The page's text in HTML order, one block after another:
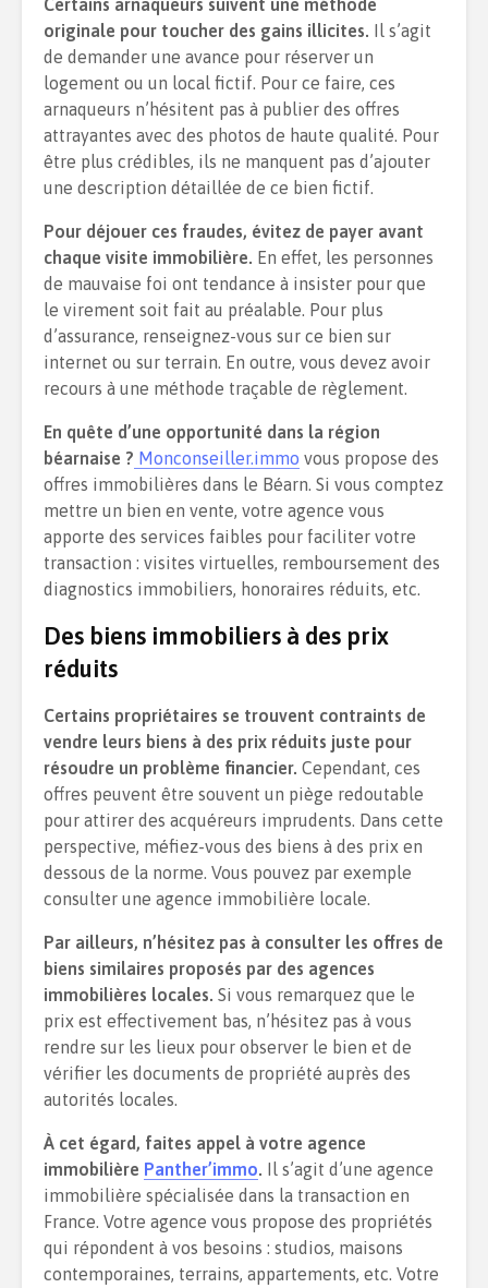
Certains arnaqueurs suivent une méthode
originale pour toucher des gains illicites. Il s’agit
de demander une avance pour réserver un
logement ou un local fictif. Pour ce faire, ces
arnaqueurs n’hésitent pas à publier des offres
attrayantes avec des photos de haute qualité. Pour
être plus crédibles, ils ne manquent pas d’ajouter
une description détaillée de ce bien fictif.
Pour déjouer ces fraudes, évitez de payer avant
chaque visite immobilière. En effet, les personnes
de mauvaise foi ont tendance à insister pour que
le virement soit fait au préalable. Pour plus
d’assurance, renseignez-vous sur ce bien sur
internet ou sur terrain. En outre, vous devez avoir
recours à une méthode traçable de règlement.
En quête d’une opportunité dans la région
béarnaise ? Monconseiller.immo vous propose des
offres immobilières dans le Béarn. Si vous comptez
mettre un bien en vente, votre agence vous
apporte des services faibles pour faciliter votre
transaction : visites virtuelles, remboursement des
diagnostics immobiliers, honoraires réduits, etc.
Des biens immobiliers à des prix
réduits
Certains propriétaires se trouvent contraints de
vendre leurs biens à des prix réduits juste pour
résoudre un problème financier. Cependant, ces
offres peuvent être souvent un piège redoutable
pour attirer des acquéreurs imprudents. Dans cette
perspective, méfiez-vous des biens à des prix en
dessous de la norme. Vous pouvez par exemple
consulter une agence immobilière locale.
Par ailleurs, n’hésitez pas à consulter les offres de
biens similaires proposés par des agences
immobilières locales. Si vous remarquez que le
prix est effectivement bas, n’hésitez pas à vous
rendre sur les lieux pour observer le bien et de
vérifier les documents de propriété auprès des
autorités locales.
À cet égard, faites appel à votre agence
immobilière Panther’immo. Il s’agit d’une agence
immobilière spécialisée dans la transaction en
France. Votre agence vous propose des propriétés
qui répondent à vos besoins : studios, maisons
contemporaines, terrains, appartements, etc. Votre